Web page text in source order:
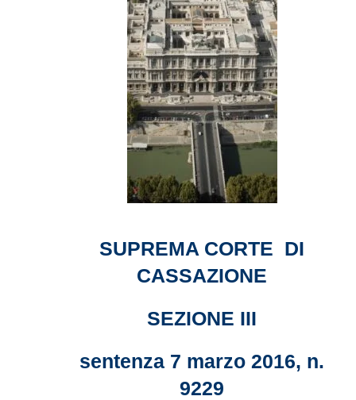
SUPREMA CORTE DI
CASSAZIONE
SEZIONE III
sentenza 7 marzo 2016, n.
9229